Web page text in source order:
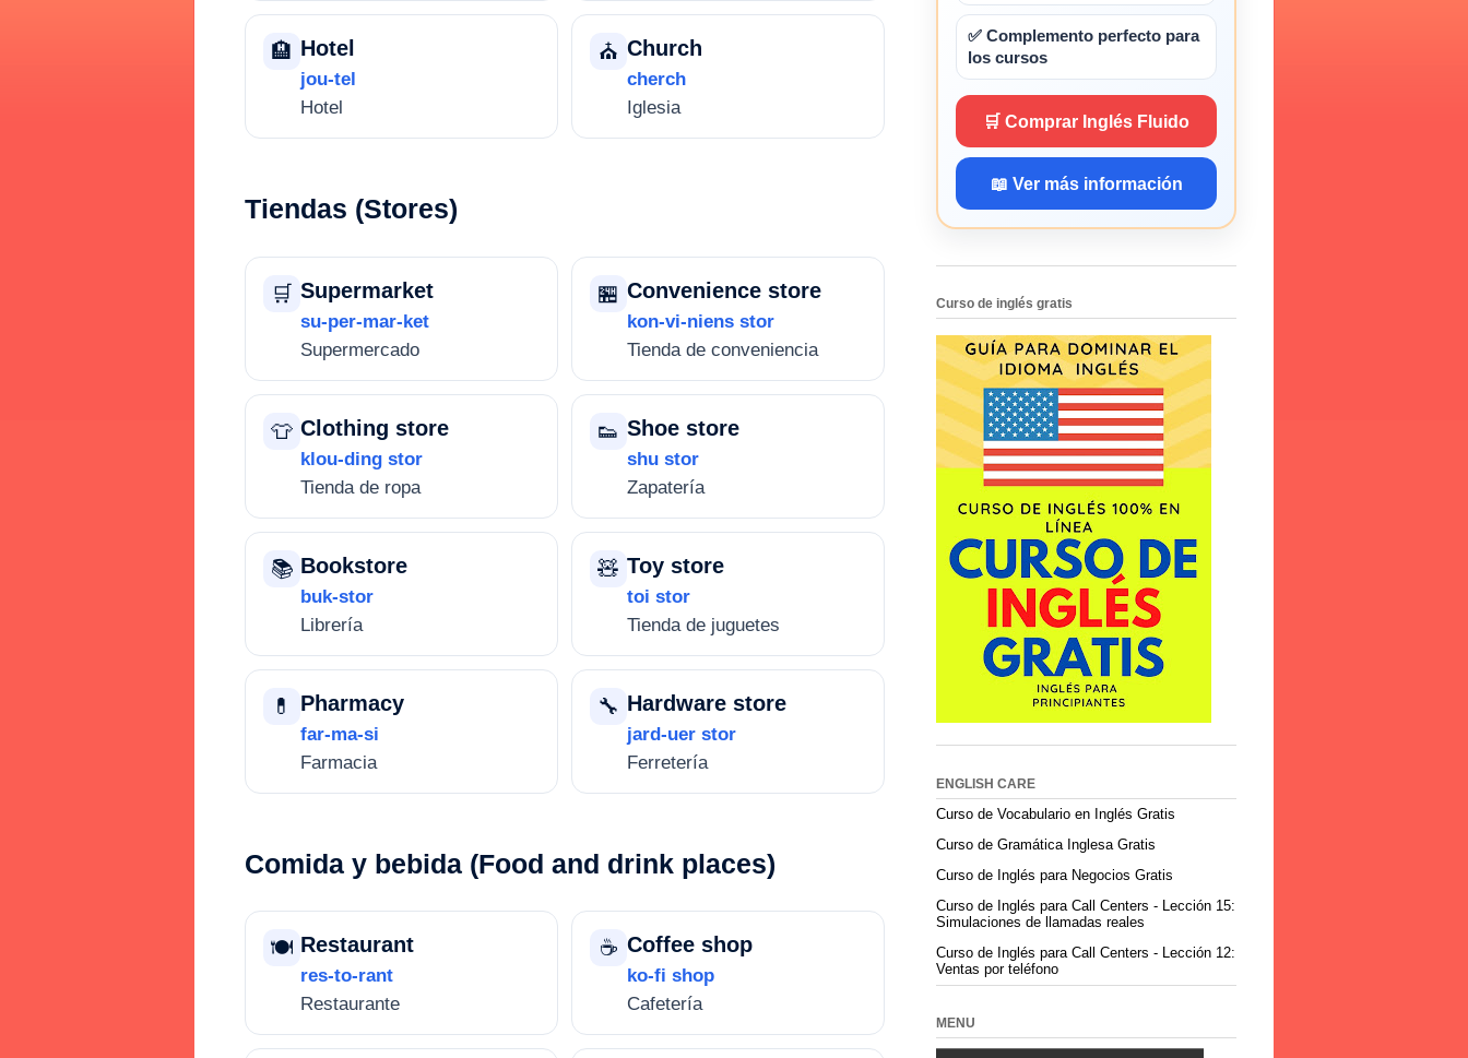
🏨 Hotel
jou-tel
Hotel
⛪ Church
cherch
Iglesia
Tiendas (Stores)
🛒 Supermarket
su-per-mar-ket
Supermercado
🏪 Convenience store
kon-vi-niens stor
Tienda de conveniencia
👕 Clothing store
klou-ding stor
Tienda de ropa
👟 Shoe store
shu stor
Zapatería
📚 Bookstore
buk-stor
Librería
🧸 Toy store
toi stor
Tienda de juguetes
💊 Pharmacy
far-ma-si
Farmacia
🔧 Hardware store
jard-uer stor
Ferretería
Comida y bebida (Food and drink places)
🍽️ Restaurant
res-to-rant
Restaurante
☕ Coffee shop
ko-fi shop
Cafetería
✅ Complemento perfecto para
los cursos
🛒 Comprar Inglés Fluido
📖 Ver más información
Curso de inglés gratis
ENGLISH CARE
Curso de Vocabulario en Inglés Gratis
Curso de Gramática Inglesa Gratis
Curso de Inglés para Negocios Gratis
Curso de Inglés para Call Centers - Lección 15:
Simulaciones de llamadas reales
Curso de Inglés para Call Centers - Lección 12:
Ventas por teléfono
MENU